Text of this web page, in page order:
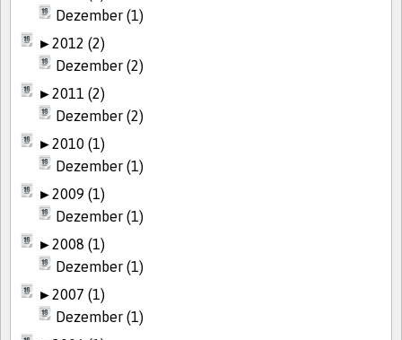
Dezember (1)
►2012 (2)
Dezember (2)
►2011 (2)
Dezember (2)
►2010 (1)
Dezember (1)
►2009 (1)
Dezember (1)
►2008 (1)
Dezember (1)
►2007 (1)
Dezember (1)